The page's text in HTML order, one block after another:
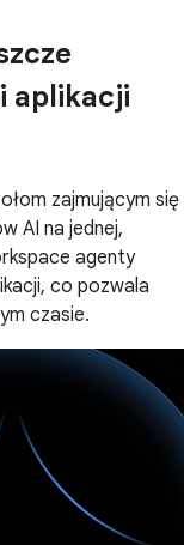
aplikacji
zajmującym się
AI na jednej,
agenty
co pozwala
czasie.